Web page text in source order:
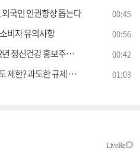
국인 인권향상 돕는다 00:45
비자 유의사항 00:56
건강 홍보주간' 시작 00:42
과도한 규제 해소해야" 01:03